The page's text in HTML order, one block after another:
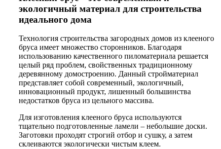
экологичный материал для строительства
идеального дома
Технология строительства загородных домов из клееного
бруса имеет множество сторонников. Благодаря
использованию качественного пиломатериала решается
целый ряд проблем, свойственных традиционному
деревянному домостроению. Данный стройматериал
представляет собой современный, экологичный,
инновационный продукт, лишенный большинства
недостатков бруса из цельного массива.
Для изготовления клееного бруса используются
тщательно подготовленные ламели – небольшие доски.
Заготовки проходят строгий отбор и сушку, а затем
склеиваются экологически чистым клеем.